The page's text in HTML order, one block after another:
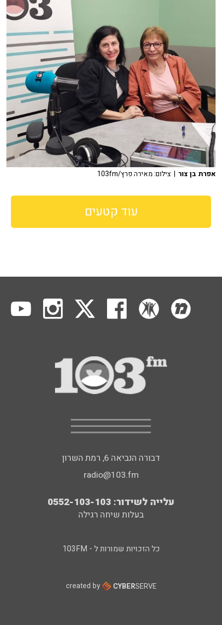
אפרת בן צור | צילום: מאירה פרץ/103fm
עוד קטעים
דבורה הנביאה 6, רמת השרון
radio@103.fm
עלייה לשידור: 0552-103-103
בעלות שיחה רגילה
כל הזכויות שמורות ל - 103FM
created by CYBERSERVE